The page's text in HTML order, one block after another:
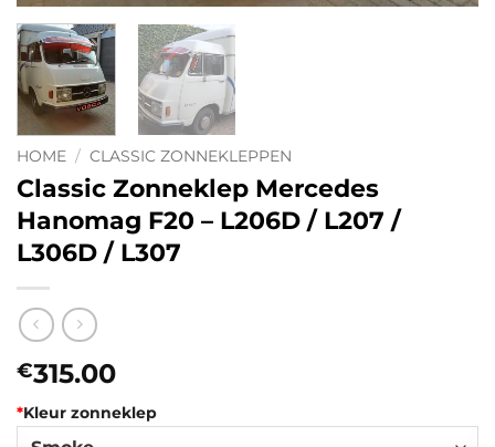
HOME / CLASSIC ZONNEKLEPPEN
Classic Zonneklep Mercedes
Hanomag F20 – L206D / L207 /
L306D / L307
€315.00
*Kleur zonneklep